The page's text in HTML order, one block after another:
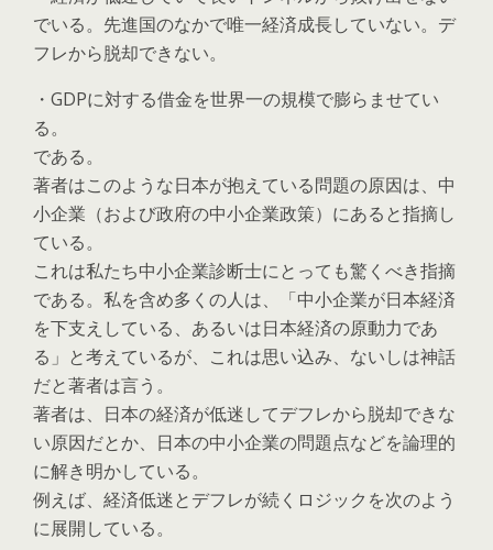
でいる。先進国のなかで唯一経済成長していない。デ
フレから脱却できない。
・GDPに対する借金を世界一の規模で膨らませてい
る。
である。
著者はこのような日本が抱えている問題の原因は、中
小企業（および政府の中小企業政策）にあると指摘し
ている。
これは私たち中小企業診断士にとっても驚くべき指摘
である。私を含め多くの人は、「中小企業が日本経済
を下支えしている、あるいは日本経済の原動力であ
る」と考えているが、これは思い込み、ないしは神話
だと著者は言う。
著者は、日本の経済が低迷してデフレから脱却できな
い原因だとか、日本の中小企業の問題点などを論理的
に解き明かしている。
例えば、経済低迷とデフレが続くロジックを次のよう
に展開している。